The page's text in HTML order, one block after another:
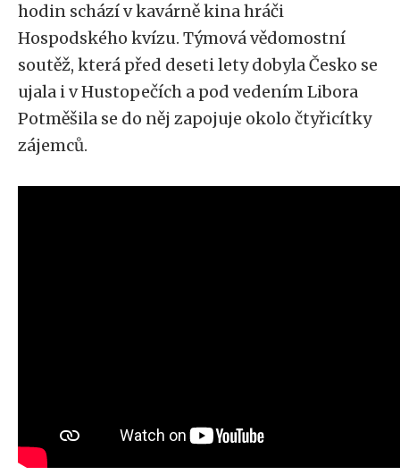
hodin schází v kavárně kina hráči
Hospodského kvízu. Týmová vědomostní
soutěž, která před deseti lety dobyla Česko se
ujala i v Hustopečích a pod vedením Libora
Potměšila se do něj zapojuje okolo čtyřicítky
zájemců.